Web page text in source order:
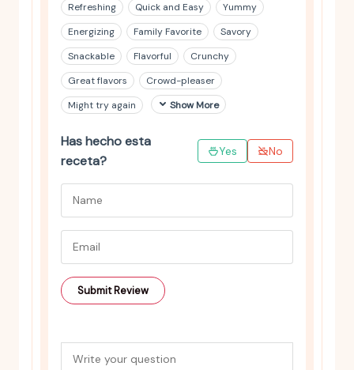
Refreshing
Quick and Easy
Yummy
Energizing
Family Favorite
Savory
Snackable
Flavorful
Crunchy
Great flavors
Crowd-pleaser
Might try again
Show More
Has hecho esta
receta?
Yes No